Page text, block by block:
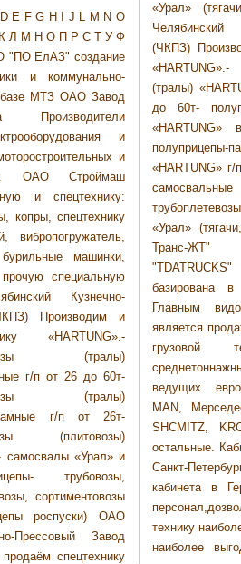
E F G H I J L M N O
Л М Н О П Р С Т У Ф
ЕлАЗ" создание
и коммунально-
базе МТЗ ОАО Завод
и
и
ОАО Строймаш
и спецтехнику:
копры, спецтехнику
вибропогружатель,
машинки,
специальную
Кузнечно-
Производим и
«HARTUNG».-
(тралы)
г/п от 26 до 60т-
(тралы)
г/п от 26т-
(плитовозы)
самосвалы «Урал» и
трубовозы,
сортиментовозы
роспуски) ОАО
Прессовый Завод
спецтехнику
«Урал»
Челябинский
(ЧКПЗ)
(тралы)
до 60т-
«HARTUNG»
«HARTUNG»
«Урал»
Транс-ЖТ"
базирована
Главным
является
грузовой
ведущих
MAN,
SHCMITZ,
остальные.
Санкт-
кабинета в
технику
наиболее
оформлению
дозволяет в
технику в
поступает в
тягачей и
персонал,
дает нам
остаются с
Завод
реализует
шасси как
личным
Завод
реализует
шасси как